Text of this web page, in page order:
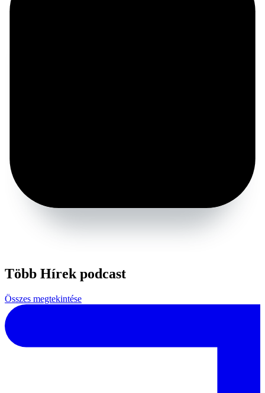
Több Hírek podcast
Összes megtekintése